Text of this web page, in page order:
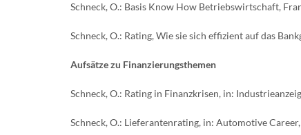
Schneck, O.: Basis Know How Betriebswirtschaft,
Schneck, O.: Rating, Wie sie sich effizient auf das
Aufsätze zu Finanzierungsthemen
Schneck, O.: Rating in Finanzkrisen, in:
Schneck, O.: Lieferantenrating, in: Automotive